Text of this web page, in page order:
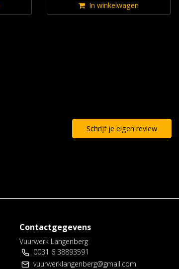
In winkelwagen
Schrijf je eigen review
Contactgegevens
Vuurwerk Langenberg
0031 6 38893591
vuurwerklangenberg@gmail.com